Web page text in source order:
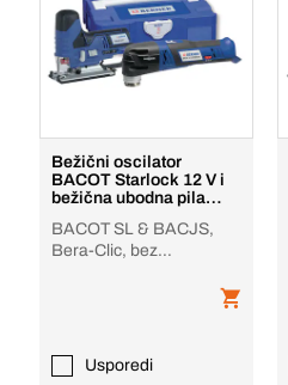
Bežični oscilator
BACOT Starlock 12 V i
bežična ubodna pila
BACOT SL & BACJS,
Bera-Clic, bez
Usporedi